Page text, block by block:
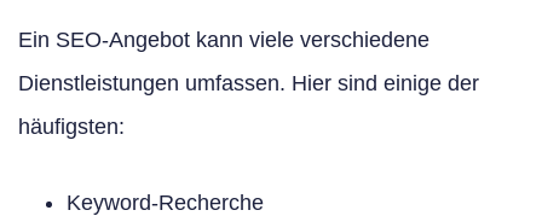
Ein SEO-Angebot kann viele verschiedene
Dienstleistungen umfassen. Hier sind einige der
häufigsten:
Keyword-Recherche